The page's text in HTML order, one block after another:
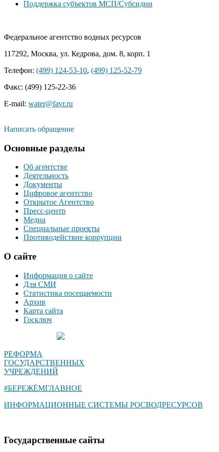
Поддержка субъектов МСП/Субсидии
Федеральное агентство водных ресурсов
117292, Москва, ул. Кедрова, дом. 8, корп. 1
Телефон: (499) 124-53-10, (499) 125-52-79
Факс: (499) 125-22-36
E-mail: water@favr.ru
Написать обращение
Основные разделы
Об агентстве
Деятельность
Документы
Цифровое агентство
Открытое Агентство
Пресс-центр
Медиа
Специальные проекты
Противодействие коррупции
О сайте
Информация о сайте
Для СМИ
Статистика посещаемости
Архив
Карта сайта
Госключ
РЕФОРМА
ГОСУДАРСТВЕННЫХ
УЧРЕЖДЕНИЙ
#БЕРЕЖЁМГЛАВНОЕ
ИНФОРМАЦИОННЫЕ СИСТЕМЫ РОСВОДРЕСУРСОВ
Государственные сайты